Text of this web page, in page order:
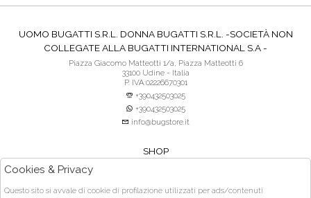
UOMO BUGATTI S.R.L. DONNA BUGATTI S.R.L. -SOCIETÀ NON
COLLEGATE ALLA BUGATTI INTERNATIONAL S.A -
Piazza Giacomo Matteotti 1/a, Piazza Matteotti 6
33100 Udine - Italia
P. IVA:02226670301
+390432503025
+390432503025
info@bugstore.it
SHOP
ACQUISTO SICURO
Cookies & Privacy
Questo sito si avvale di cookie di profilazione utilizzati per ads/contenuti